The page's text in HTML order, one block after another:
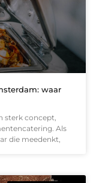
waar
sterk concept,
Als
die meedenkt,